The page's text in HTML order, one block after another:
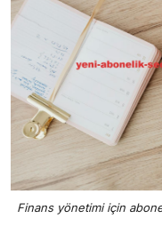
Finans yönetimi için